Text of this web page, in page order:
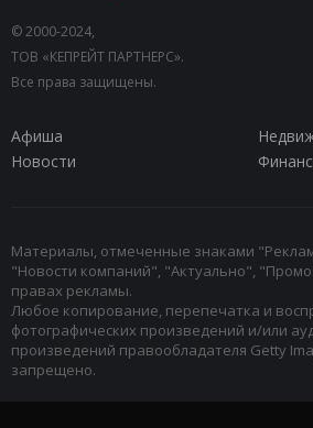
© 2000-2024,
ТОВ «КЕПРЕЙТ ПАРТНЕРС».
Все права защищены.
Афиша
Новости
Материалы, отмеченные знаками
"Новости компаний", "Актуально",
правах рекламы.
Любое копирование, перепечатка и
фотографических произведений и/или
произведений правообладателя Getty
запрещено.